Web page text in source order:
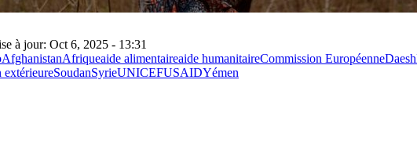
à jour: Oct 6, 2025 - 13:31
AfghanistanAfriqueaide alimentaireaide humanitaireCommission EuropéenneDaesh
extérieureSoudanSyrieUNICEFUSAIDYémen